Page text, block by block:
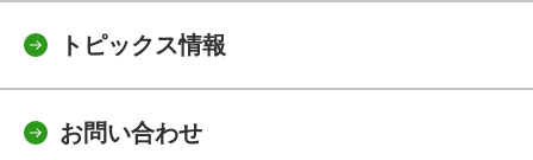
トピックス情報
お問い合わせ